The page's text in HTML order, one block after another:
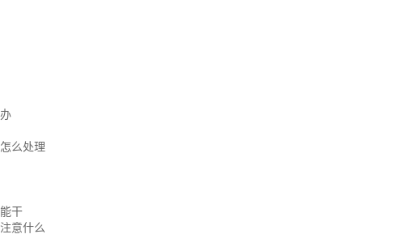
么处理
干
意什么